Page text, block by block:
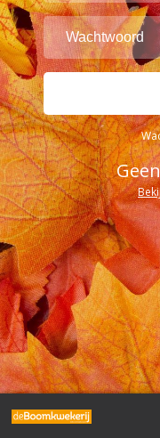
Terug naar